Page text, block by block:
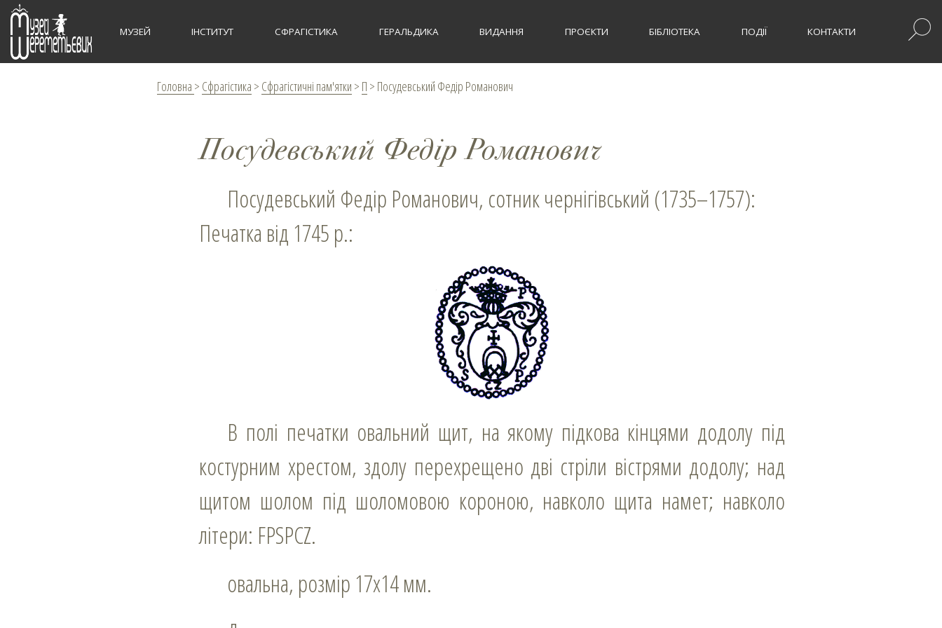
МУЗЕЙ ІНСТИТУТ СФРАГІСТИКА ГЕРАЛЬДИКА ВИДАННЯ ПРОЄКТИ БІБЛІОТЕКА ПОДІЇ КОНТАКТИ
Головна > Сфрагістика > Сфрагістичні пам'ятки > П > Посудевський Федір Романович
Посудевський Федір Романович
Посудевський Федір Романович, сотник чернігівський (1735–1757):
Печатка від 1745 р.:
В полі печатки овальний щит, на якому підкова кінцями додолу під
костурним хрестом, здолу перехрещено дві стріли вістрями додолу; над
щитом шолом під шоломовою короною, навколо щита намет; навколо
літери: FPSPCZ.
овальна, розмір 17х14 мм.